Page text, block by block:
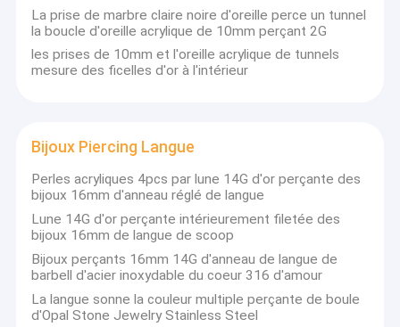
boucles d'oreille de bijoux de mode
La prise de marbre claire noire d'oreille perce un tunnel
la boucle d'oreille acrylique de 10mm perçant 2G
les prises de 10mm et l'oreille acrylique de tunnels
mesure des ficelles d'or à l'intérieur
Bijoux Piercing Langue
Perles acryliques 4pcs par lune 14G d'or perçante des
bijoux 16mm d'anneau réglé de langue
Lune 14G d'or perçante intérieurement filetée des
bijoux 16mm de langue de scoop
Bijoux perçants 16mm 14G d'anneau de langue de
barbell d'acier inoxydable du coeur 316 d'amour
La langue sonne la couleur multiple perçante de boule
d'Opal Stone Jewelry Stainless Steel